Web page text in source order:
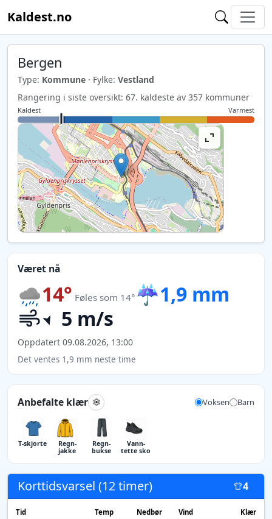
Kaldest.no
Bergen
Type: Kommune · Fylke: Vestland
Rangering i siste oversikt: 67. kaldeste av 357 kommuner
Kaldest Varmest
Været nå
14° Føles som 14° ☔1,9 mm
5 m/s
Oppdatert 09.08.2026, 13:00
Det ventes 1,9 mm neste time
Anbefalte klær Voksen Barn
T-skjorte
Regn­
jakke
Regn­
bukse
Vann­
tette sko
Korttidsvarsel (12 timer) 4
Tid Temp Nedbør Vind Klær